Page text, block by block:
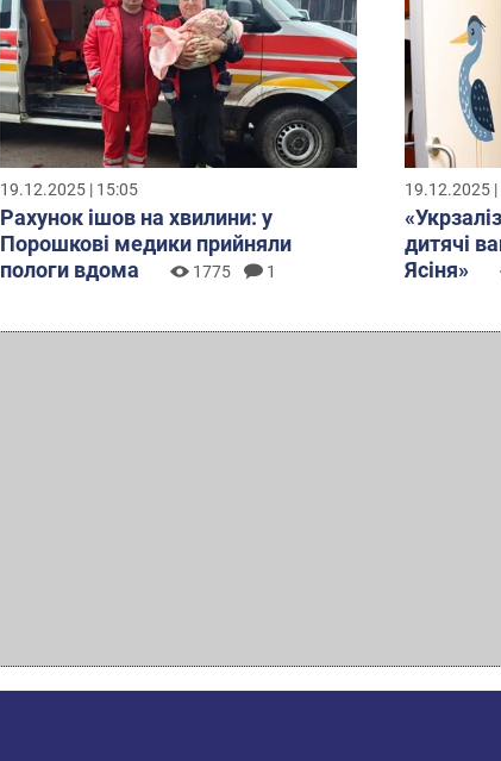
19.12.2025 | 15:05
Рахунок ішов на хвилини: у
Порошкові медики прийняли
пологи вдома
1775 1
19.12.2025 |
дитячі
Ясіня»